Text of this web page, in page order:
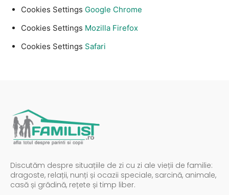
Cookies Settings Google Chrome
Cookies Settings Mozilla Firefox
Cookies Settings Safari
Discutăm despre situațiile de zi cu zi ale vieții de familie:
dragoste, relații, nunți și ocazii speciale, sarcină, animale,
casă și grădină, rețete și timp liber.